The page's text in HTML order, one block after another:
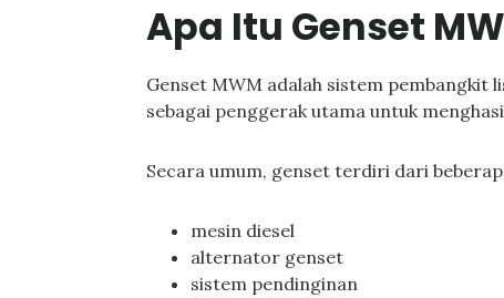
Apa Itu Genset
Genset MWM adalah sistem pembangkit
sebagai penggerak utama untuk
Secara umum, genset terdiri dari
mesin diesel
alternator genset
sistem pendinginan